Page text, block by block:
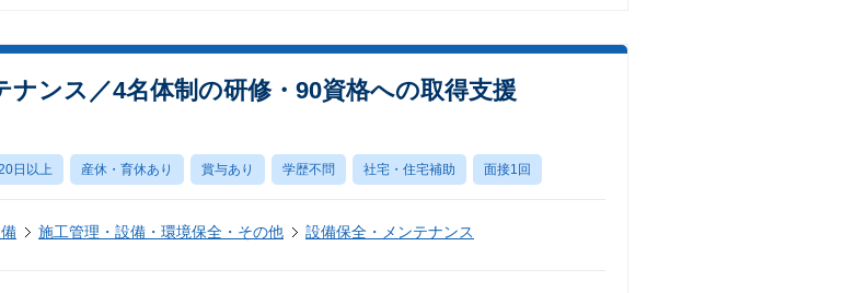
ナンス／4名体制の研修・90資格への取得支援
日以上 産休・育休あり 賞与あり 学歴不問 社宅・住宅補助 面接1回
施工管理・設備・環境保全・その他 設備保全・メンテナンス